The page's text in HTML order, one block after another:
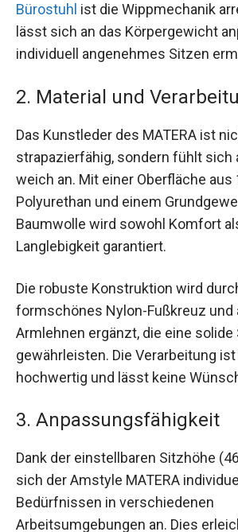
Bürostuhl ist die Wippmechanik
lässt sich an das Körpergewicht
individuell angenehmes Sitzen
2. Material und
Das Kunstleder des MATERA ist
strapazierfähig, sondern fühlt sich
weich an. Mit einer Oberfläche aus
Polyurethan und einem
Baumwolle wird sowohl Komfort
Langlebigkeit garantiert.
Die robuste Konstruktion wird
formschönes Nylon-Fußkreuz und
Armlehnen ergänzt, die eine solide
gewährleisten. Die Verarbeitung
hochwertig und lässt keine
3. Anpassungsfähigkeit
Dank der einstellbaren Sitzhöhe
sich der Amstyle MATERA
Bedürfnissen in verschiedenen
Arbeitsumgebungen an. Dies